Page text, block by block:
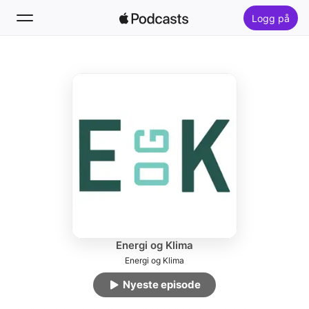
Logg på
Energi og Klima
Energi og Klima
Nyeste episode